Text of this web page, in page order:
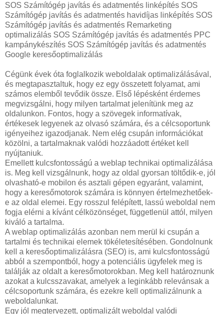
SOS Számítógép javítás és adatmentés linképítés SOS
Számítógép javítás és adatmentés havidíjas linképítés SOS
Számítógép javítás és adatmentés Remarketing
optimalizálás SOS Számítógép javítás és adatmentés PPC
kampánykészítés SOS Számítógép javítás és adatmentés
Google keresőoptimalizálás
Cégünk évek óta foglalkozik weboldalak optimalizálásával,
és megtapasztaltuk, hogy ez egy összetett folyamat, ami
számos elemből tevődik össze. Első lépésként érdemes
megvizsgálni, hogy milyen tartalmat jelenítünk meg az
oldalunkon. Fontos, hogy a szövegek informatívak,
értékesek legyenek az olvasó számára, és a célcsoportunk
igényeihez igazodjanak. Nem elég csupán információkat
közölni, a tartalmaknak valódi hozzáadott értéket kell
nyújtaniuk.
Emellett kulcsfontosságú a weblap technikai optimalizálása
is. Meg kell vizsgálnunk, hogy az oldal gyorsan töltődik-e, jól
olvasható-e mobilon és asztali gépen egyaránt, valamint,
hogy a keresőmotorok számára is könnyen értelmezhetőek-
e az oldal elemei. Egy rosszul felépített, lassú weboldal nem
fogja elérni a kívánt célközönséget, függetlenül attól, milyen
kiváló a tartalma.
A weblap optimalizálás azonban nem merül ki csupán a
tartalmi és technikai elemek tökéletesítésében. Gondolnunk
kell a keresőoptimalizálásra (SEO) is, ami kulcsfontosságú
abból a szempontból, hogy a potenciális ügyfelek meg is
találják az oldalt a keresőmotorokban. Meg kell határoznunk
azokat a kulcsszavakat, amelyek a leginkább relevánsak a
célcsoportunk számára, és ezekre kell optimalizálnunk a
weboldalunkat.
Egy jól megtervezett, optimalizált weboldal valódi